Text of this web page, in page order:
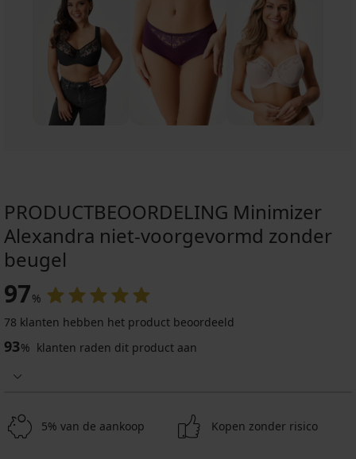
PRODUCTBEOORDELING Minimizer
Alexandra niet-voorgevormd zonder
beugel
97%
78 klanten hebben het product beoordeeld
93% klanten raden dit product aan
5% van de aankoop Kopen zonder risico